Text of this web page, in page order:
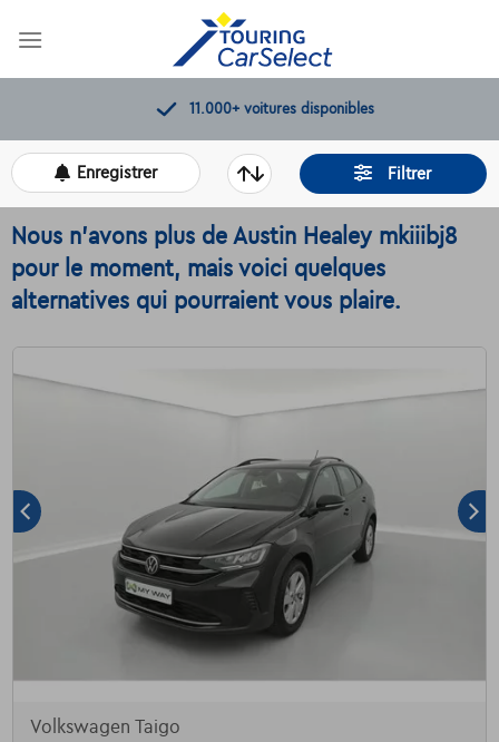
11.000+voitures disponibles
Filtrer
Enregistrer
Nous n'avons plus de Austin Healey mkiiibj8
pour le moment, mais voici quelques
alternatives qui pourraient vous plaire.
Volkswagen Taigo